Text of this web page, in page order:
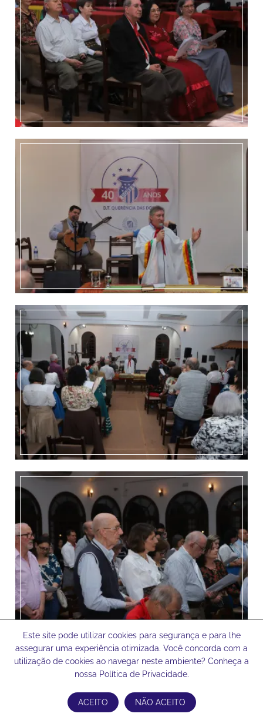
Este site pode utilizar cookies para segurança e para lhe
assegurar uma experiência otimizada. Você concorda com a
utilização de cookies ao navegar neste ambiente? Conheça a
nossa Política de Privacidade.
ACEITO NÃO ACEITO